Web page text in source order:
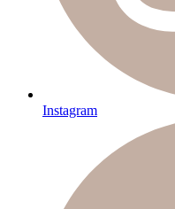
Instagram